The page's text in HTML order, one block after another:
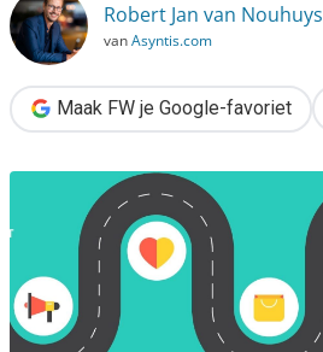
Robert Jan van Nouhuys
vanAsyntis.com
Maak FW je Google-favoriet